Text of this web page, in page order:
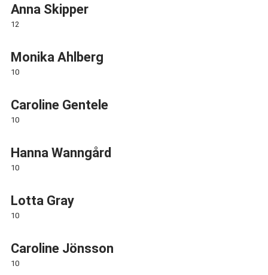
Anna Skipper
12
Monika Ahlberg
10
Caroline Gentele
10
Hanna Wanngård
10
Lotta Gray
10
Caroline Jönsson
10